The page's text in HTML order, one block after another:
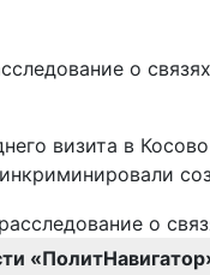
о
визита в